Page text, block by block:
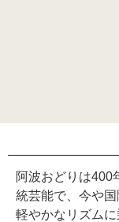
阿波おどりは400
統芸能で、今や国
軽やかなリズム